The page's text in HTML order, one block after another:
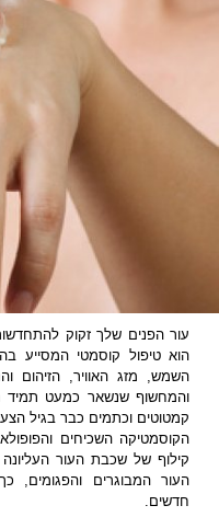
עור הפנים שלך זקוק
הוא טיפול קוסמטי המסייע
השמש, מזג האוויר, הזיהום
והמחשוף שנשאר כמעט תמיד
קמטוטים וכתמים כבר בגיל
הקוסמטיקה השכיחים
קילוף של שכבת העור
העור המבוגרים והפגומים,
חדשים.